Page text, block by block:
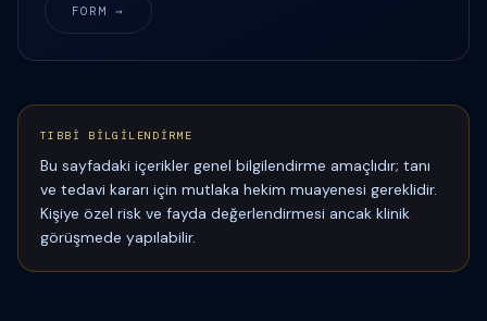
FORM →
TIBBİ BİLGİLENDİRME
Bu sayfadaki içerikler genel bilgilendirme amaçlıdır; tanı
ve tedavi kararı için mutlaka hekim muayenesi gereklidir.
Kişiye özel risk ve fayda değerlendirmesi ancak klinik
görüşmede yapılabilir.